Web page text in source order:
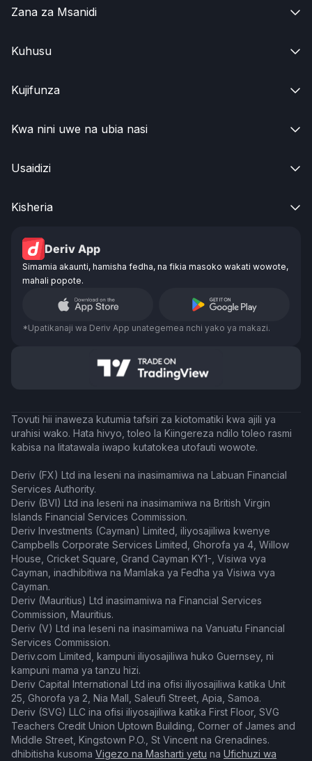
Zana za Msanidi 
Kuhusu 
Kujifunza 
Kwa nini uwe na ubia nasi 
Usaidizi 
Kisheria 
Deriv App
Simamia akaunti, hamisha fedha, na fikia masoko wakati wowote,
mahali popote.
*Upatikanaji wa Deriv App unategemea nchi yako ya makazi.
Tovuti hii inaweza kutumia tafsiri za kiotomatiki kwa ajili ya
urahisi wako. Hata hivyo, toleo la Kiingereza ndilo toleo rasmi
kabisa na litatawala iwapo kutatokea utofauti wowote.
Deriv (FX) Ltd ina leseni na inasimamiwa na Labuan Financial
Services Authority.
Deriv (BVI) Ltd ina leseni na inasimamiwa na British Virgin
Islands Financial Services Commission.
Deriv Investments (Cayman) Limited, iliyosajiliwa kwenye
Campbells Corporate Services Limited, Ghorofa ya 4, Willow
House, Cricket Square, Grand Cayman KY1-, Visiwa vya
Cayman, inadhibitiwa na Mamlaka ya Fedha ya Visiwa vya
Cayman.
Deriv (Mauritius) Ltd inasimamiwa na Financial Services
Commission, Mauritius.
Deriv (V) Ltd ina leseni na inasimamiwa na Vanuatu Financial
Services Commission.
Deriv.com Limited, kampuni iliyosajiliwa huko Guernsey, ni
kampuni mama ya tanzu hizi.
Deriv Capital International Ltd ina ofisi iliyosajiliwa katika Unit
25, Ghorofa ya 2, Nia Mall, Saleufi Street, Apia, Samoa.
Deriv (SVG) LLC ina ofisi iliyosajiliwa katika First Floor, SVG
Teachers Credit Union Uptown Building, Corner of James and
Middle Street, Kingstown P.O., St Vincent na Grenadines.
dhibitisha kusoma Vigezo na Masharti yetu na Ufichuzi wa